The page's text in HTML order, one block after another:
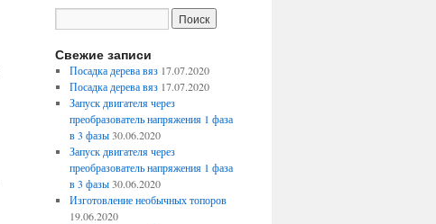
Свежие записи
Посадка дерева вяз 17.07.2020
Посадка дерева вяз 17.07.2020
Запуск двигателя через
преобразователь напряжения 1 фаза
в 3 фазы 30.06.2020
Запуск двигателя через
преобразователь напряжения 1 фаза
в 3 фазы 30.06.2020
Изготовление необычных топоров
19.06.2020